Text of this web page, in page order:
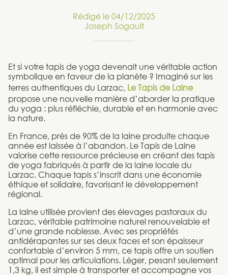
Rédigé le 04/12/2025
Joseph Sogault
Et si votre tapis de yoga devenait une véritable action
symbolique en faveur de la planète ? Imaginé sur les
terres authentiques du Larzac, Le Tapis de Laine
propose une nouvelle manière d’aborder la pratique
du yoga : plus réfléchie, durable et en harmonie avec
la nature.
En France, près de 90% de la laine produite chaque
année est laissée à l’abandon. Le Tapis de Laine
valorise cette ressource précieuse en créant des tapis
de yoga fabriqués à partir de la laine locale du
Larzac. Chaque tapis s’inscrit dans une économie
éthique et solidaire, favorisant le développement
régional.
La laine utilisée provient des élevages pastoraux du
Larzac, véritable patrimoine naturel renouvelable et
d’une grande noblesse. Avec ses propriétés
antidérapantes sur ses deux faces et son épaisseur
confortable d’environ 5 mm, ce tapis offre un soutien
optimal pour les articulations. Léger, pesant seulement
1,3 kg, il est simple à transporter et accompagne vos